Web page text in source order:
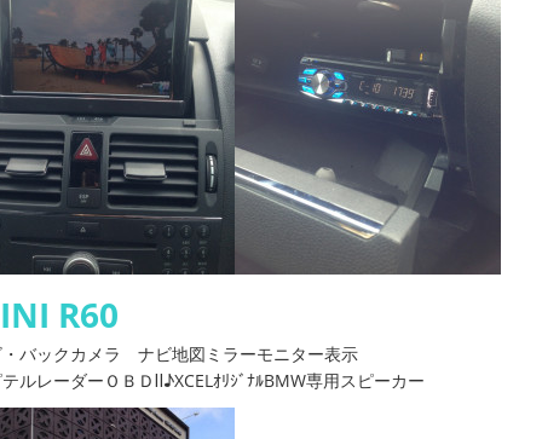
R60
バックカメラ ナビ地図ミラーモニター表示
ルレーダーＯＢＤⅡ♪XCELｵﾘｼﾞﾅﾙBMW専用スピーカー